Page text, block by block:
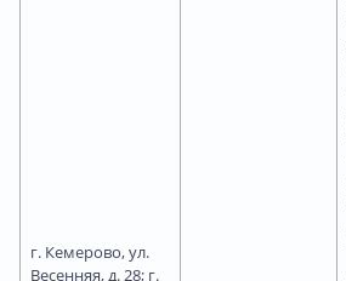
г. Кемерово, ул.
Весенняя, д. 28; г.